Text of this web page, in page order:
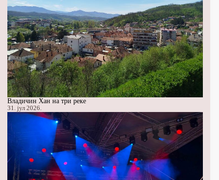
Владичин Хан на три реке
31. јул 2026.